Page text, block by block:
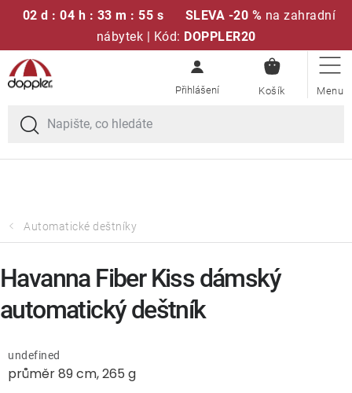
02 d : 04 h : 33 m : 55 s SLEVA -20 % na zahradní
nábytek | Kód: DOPPLER20
Přejít
na
obsah
KOŠÍK
Sedací soupravy
Slunečníky
Lavice a houpačky
Lehátka
Doprava zdarma při nákupu nad 2000 Kč
Automatické deštníky
průměr 89 cm, 265 g
undefined
Havanna Fiber Kiss dámský
automatický deštník